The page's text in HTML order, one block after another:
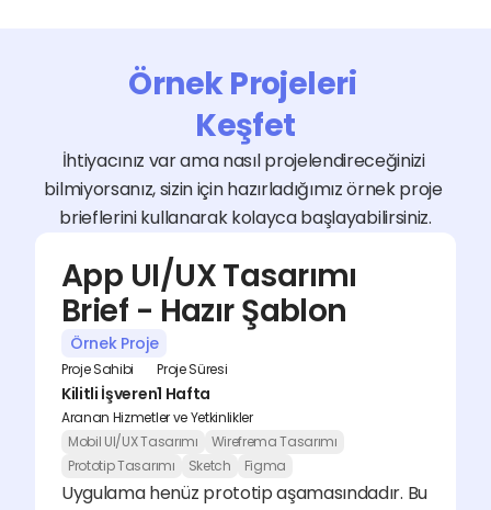
Örnek Projeleri
Keşfet
İhtiyacınız var ama nasıl projelendireceğinizi
bilmiyorsanız, sizin için hazırladığımız örnek proje
brieflerini kullanarak kolayca başlayabilirsiniz.
App UI/UX Tasarımı
Brief - Hazır Şablon
Örnek Proje
Proje Sahibi
Kilitli İşveren
Proje Süresi
1 Hafta
Aranan Hizmetler ve Yetkinlikler
Mobil UI/UX Tasarımı
Wirefrema Tasarımı
Prototip Tasarımı
Sketch Figma
Uygulama henüz prototip aşamasındadır. Bu